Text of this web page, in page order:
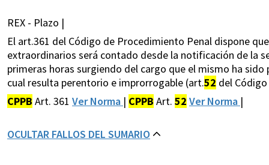
REX - Plazo |
El art.361 del Código de Procedimiento Penal dispone
extraordinarios será contado desde la notificación de la
primeras horas surgiendo del cargo que el mismo ha
cual resulta perentorio e improrrogable (art.52 del
CPPB Art. 361 Ver Norma | CPPB Art. 52 Ver Norma |
OCULTAR FALLOS DEL SUMARIO